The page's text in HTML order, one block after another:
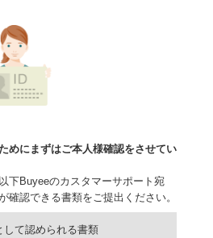
めにまずはご本人様確認をさせてい
下Buyeeのカスタマーサポート宛
確認できる書類をご提出ください。
して認められる書類